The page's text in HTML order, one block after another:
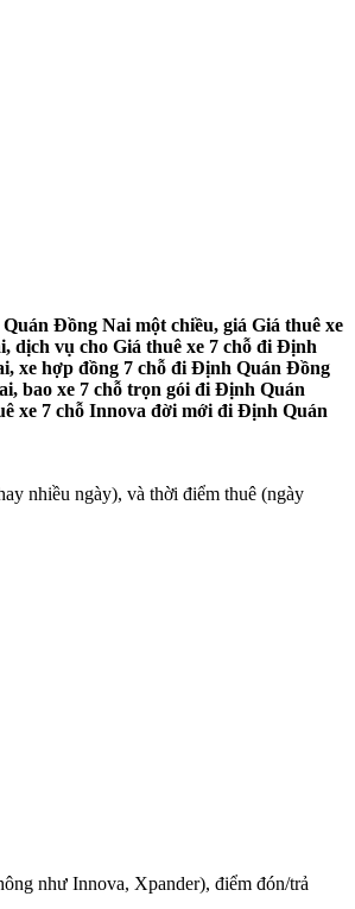
Đồng Nai một chiều, giá Giá thuê xe
dịch vụ cho Giá thuê xe 7 chỗ đi Định
xe hợp đồng 7 chỗ đi Định Quán Đồng
bao xe 7 chỗ trọn gói đi Định Quán
xe 7 chỗ Innova đời mới đi Định Quán
nhiều ngày), và thời điểm thuê (ngày
như Innova, Xpander), điểm đón/trả